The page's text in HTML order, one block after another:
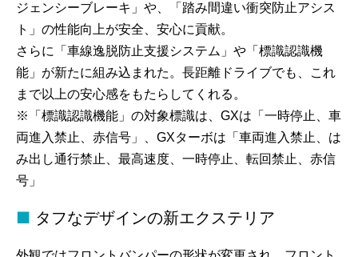
ジェンシーブレーキ」や、「踏み間違い衝突防止アシス
ト」の性能向上が安全、安心に貢献。
さらに「車線逸脱防止支援システム」や「標識認識機
能」が新たに組み込まれた。長距離ドライブでも、これ
まで以上の安心感をもたらしてくれる。
※「標識認識機能」の対象標識は、GXは「一時停止、車
両進入禁止、赤信号」、GXターボは「車両進入禁止、は
み出し通行禁止、最高速度、一時停止、転回禁止、赤信
号」
タフなデザインの新エクステリア